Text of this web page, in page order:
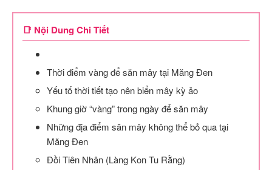
📑 Nội Dung Chi Tiết
Thời điểm vàng để săn mây tại Măng Đen
Yếu tố thời tiết tạo nên biển mây kỳ ảo
Khung giờ “vàng” trong ngày để săn mây
Những địa điểm săn mây không thể bỏ qua tại
Măng Đen
Đồi Tiên Nhân (Làng Kon Tu Rằng)